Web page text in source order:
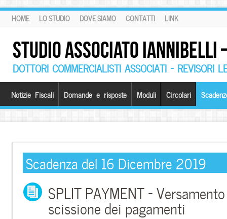
HOME LO STUDIO DOVE SIAMO CONTATTI LINK
STUDIO ASSOCIATO
DOTTORI COMMERCIALISTI ASSOCIATI – REVISORI
Notizie Fiscali Domande e risposte Moduli Circolari
Scadenza del 16 Dicembre 2019
SPLIT PAYMENT –
scissione dei pagamenti